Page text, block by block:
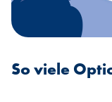
So viele